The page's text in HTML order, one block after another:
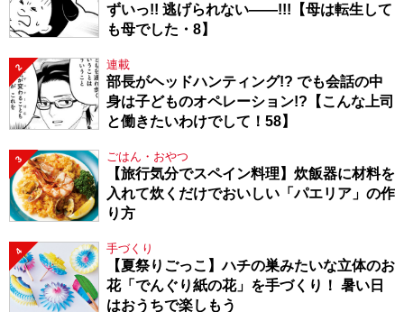
ずいっ!! 逃げられない――!!!【母は転生して
も母でした・8】
2 連載
部長がヘッドハンティング!? でも会話の中
身は子どものオペレーション!?【こんな上司
と働きたいわけでして！58】
3 ごはん・おやつ
【旅行気分でスペイン料理】炊飯器に材料を
入れて炊くだけでおいしい「パエリア」の作
り方
4 手づくり
【夏祭りごっこ】ハチの巣みたいな立体のお
花「でんぐり紙の花」を手づくり！ 暑い日
はおうちで楽しもう